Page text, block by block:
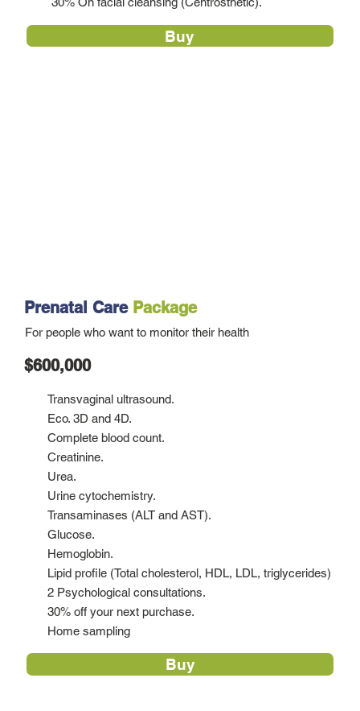
Buy
Prenatal Care Package
For people who want to monitor their health
$600,000
Transvaginal ultrasound.
Eco. 3D and 4D.
Complete blood count.
Creatinine.
Urea.
Urine cytochemistry.
Transaminases (ALT and AST).
Glucose.
Hemoglobin.
Lipid profile (Total cholesterol, HDL, LDL, triglycerides)
2 Psychological consultations.
30% off your next purchase.
Home sampling
Buy